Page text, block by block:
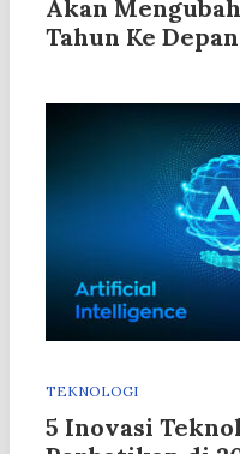
Akan
Tahun Ke Depan
TEKNOLOGI
5 Inovasi